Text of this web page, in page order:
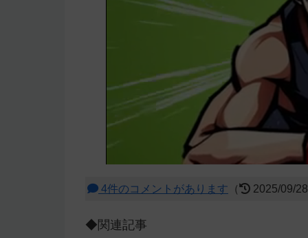
4件のコメントがあります （ 2025/09/
◆関連記事